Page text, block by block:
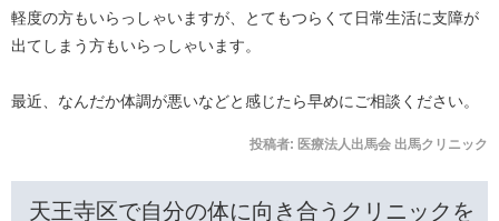
軽度の方もいらっしゃいますが、とてもつらくて日常生活に支障が
出てしまう方もいらっしゃいます。
最近、なんだか体調が悪いなどと感じたら早めにご相談ください。
投稿者: 医療法人出馬会 出馬クリニック
天王寺区で自分の体に向き合うクリニックを